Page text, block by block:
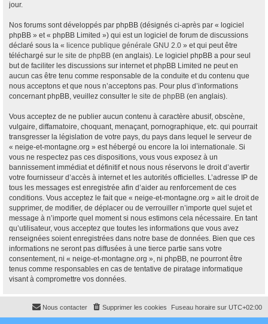
jour.
Nos forums sont développés par phpBB (désignés ci-après par « logiciel
phpBB » et « phpBB Limited ») qui est un logiciel de forum de discussions
déclaré sous la « licence publique générale GNU 2.0 » et qui peut être
téléchargé sur le site de phpBB (en anglais). Le logiciel phpBB a pour seul
but de faciliter les discussions sur internet et phpBB Limited ne peut en
aucun cas être tenu comme responsable de la conduite et du contenu que
nous acceptons et que nous n’acceptons pas. Pour plus d’informations
concernant phpBB, veuillez consulter le site de phpBB (en anglais).
Vous acceptez de ne publier aucun contenu à caractère abusif, obscène,
vulgaire, diffamatoire, choquant, menaçant, pornographique, etc. qui pourrait
transgresser la législation de votre pays, du pays dans lequel le serveur de
« neige-et-montagne.org » est hébergé ou encore la loi internationale. Si
vous ne respectez pas ces dispositions, vous vous exposez à un
bannissement immédiat et définitif et nous nous réservons le droit d’avertir
votre fournisseur d’accès à internet et les autorités officielles. L’adresse IP de
tous les messages est enregistrée afin d’aider au renforcement de ces
conditions. Vous acceptez le fait que « neige-et-montagne.org » ait le droit de
supprimer, de modifier, de déplacer ou de verrouiller n’importe quel sujet et
message à n’importe quel moment si nous estimons cela nécessaire. En tant
qu’utilisateur, vous acceptez que toutes les informations que vous avez
renseignées soient enregistrées dans notre base de données. Bien que ces
informations ne seront pas diffusées à une tierce partie sans votre
consentement, ni « neige-et-montagne.org », ni phpBB, ne pourront être
tenus comme responsables en cas de tentative de piratage informatique
visant à compromettre vos données.
Fuseau horaire sur UTC+02:00
Supprimer les cookies
Nous contacter